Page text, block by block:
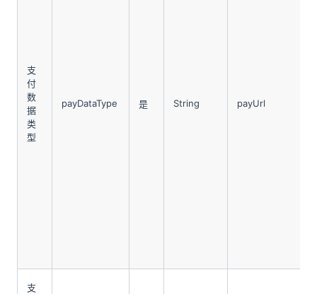
支
付
数
据
类
型
payDataType 是 String payUrl
支